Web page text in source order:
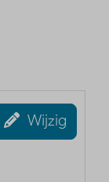
Wijzig